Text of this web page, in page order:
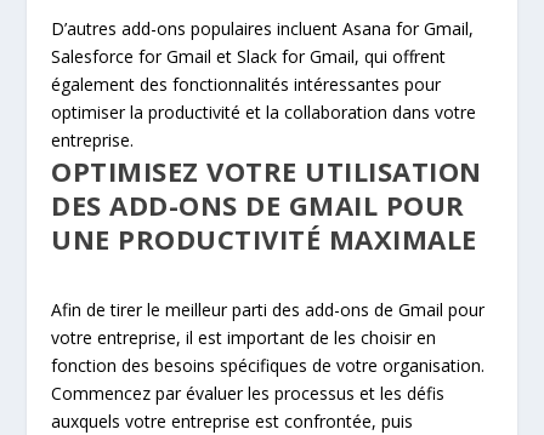
D’autres add-ons populaires incluent Asana for Gmail,
Salesforce for Gmail et Slack for Gmail, qui offrent
également des fonctionnalités intéressantes pour
optimiser la productivité et la collaboration dans votre
entreprise.
OPTIMISEZ VOTRE UTILISATION
DES ADD-ONS DE GMAIL POUR
UNE PRODUCTIVITÉ MAXIMALE
Afin de tirer le meilleur parti des add-ons de Gmail pour
votre entreprise, il est important de les choisir en
fonction des besoins spécifiques de votre organisation.
Commencez par évaluer les processus et les défis
auxquels votre entreprise est confrontée, puis